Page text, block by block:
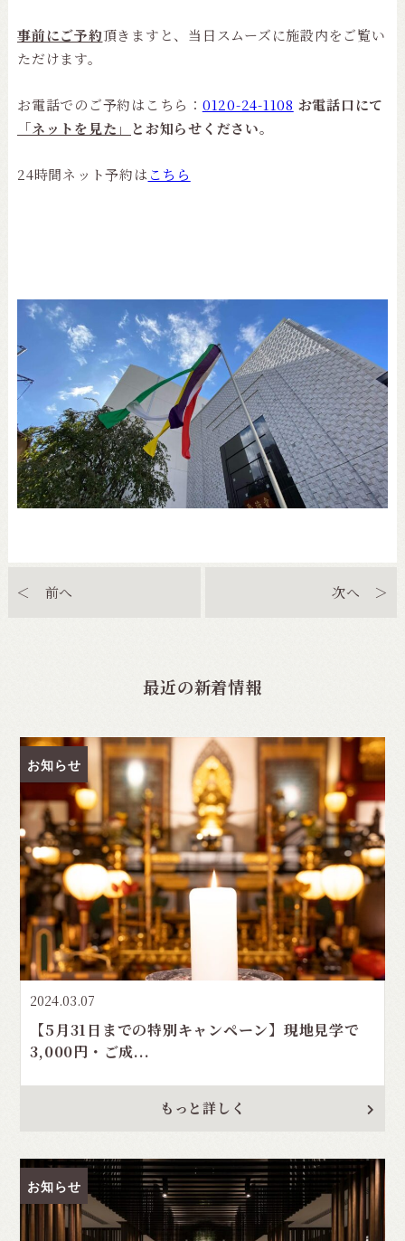
事前にご予約頂きますと、当日スムーズに施設内をご覧い
ただけます。
お電話でのご予約はこちら： 0120-24-1108 お電話口にて
「ネットを見た」
とお知らせください。
24時間ネット予約はこちら
＜ 前へ 次へ ＞
最近の新着情報
お知らせ
2024.03.07
【5月31日までの特別キャンペーン】現地見学で
3,000円・ご成...
もっと詳しく
お知らせ